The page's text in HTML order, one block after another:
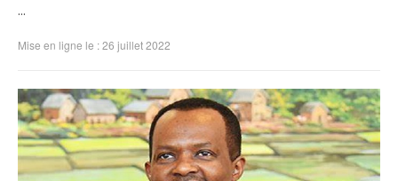
...
Mise en ligne le : 26 juillet 2022